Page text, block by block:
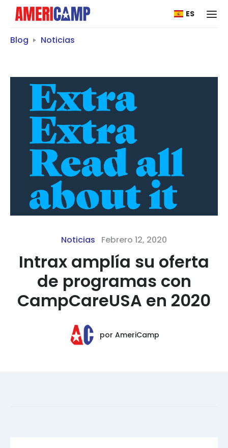
ES
Blog Noticias
Noticias Febrero 12, 2020
Intrax amplía su oferta
de programas con
CampCareUSA en 2020
por AmeriCamp